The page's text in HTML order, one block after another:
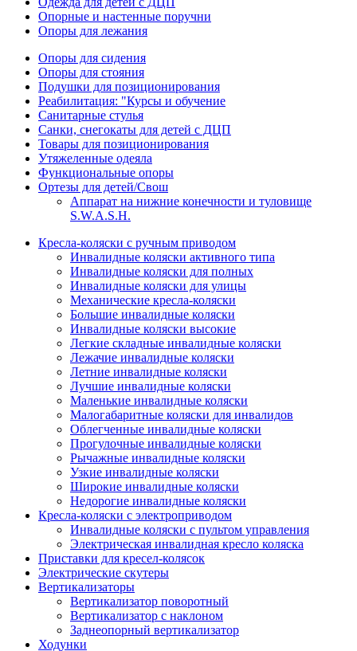
Опорные и настенные поручни
Опоры для лежания
Опоры для сидения
Опоры для стояния
Подушки для позиционирования
Реабилитация: "Курсы и обучение
Санитарные стулья
Санки, снегокаты для детей с ДЦП
Товары для позиционирования
Утяжеленные одеяла
Функциональные опоры
Ортезы для детей/Свош
Аппарат на нижние конечности и туловище
S.W.A.S.H.
Кресла-коляски с ручным приводом
Инвалидные коляски активного типа
Инвалидные коляски для полных
Инвалидные коляски для улицы
Механические кресла-коляски
Большие инвалидные коляски
Инвалидные коляски высокие
Легкие складные инвалидные коляски
Лежачие инвалидные коляски
Летние инвалидные коляски
Лучшие инвалидные коляски
Маленькие инвалидные коляски
Малогабаритные коляски для инвалидов
Облегченные инвалидные коляски
Прогулочные инвалидные коляски
Рычажные инвалидные коляски
Узкие инвалидные коляски
Широкие инвалидные коляски
Недорогие инвалидные коляски
Кресла-коляски с электроприводом
Инвалидные коляски с пультом управления
Электрическая инвалидная кресло коляска
Приставки для кресел-колясок
Электрические скутеры
Вертикализаторы
Вертикализатор поворотный
Вертикализатор с наклоном
Заднеопорный вертикализатор
Ходунки